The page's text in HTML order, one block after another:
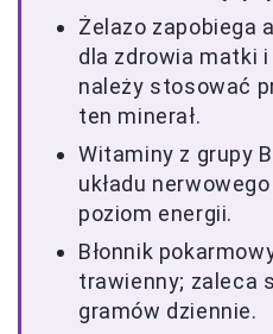
Żelazo zapobiega
dla zdrowia matki
należy stosować
ten minerał.
Witaminy z grupy
układu
poziom energii.
Błonnik
trawienny; zaleca
gramów dziennie.